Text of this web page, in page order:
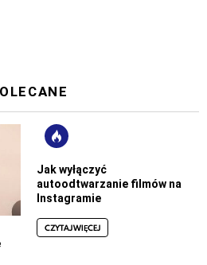
Jak wyłączyć
autoodtwarzanie filmów na
Instagramie
CZYTAJ WIĘCEJ